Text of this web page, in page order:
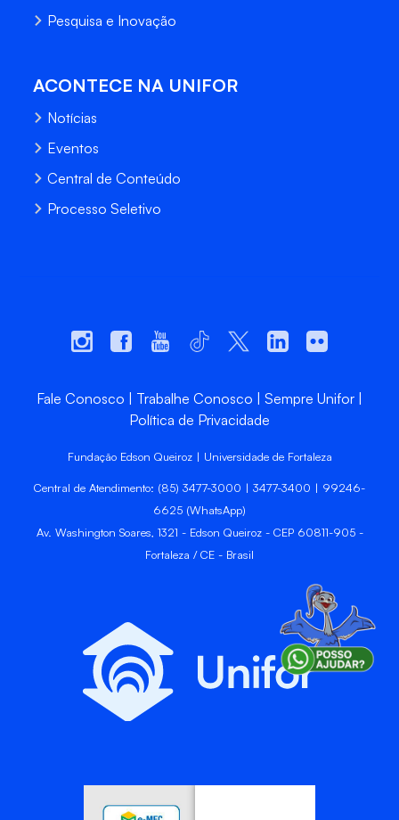
Pesquisa e Inovação
ACONTECE NA UNIFOR
Notícias
Eventos
Central de Conteúdo
Processo Seletivo
Fale Conosco Trabalhe Conosco
Sempre Unifor
Política de Privacidade
Fundação Edson Queiroz | Universidade de Fortaleza
Central de Atendimento: (85) 3477-3000 | 3477-3400 | 99246-
6625 (WhatsApp)
Av. Washington Soares, 1321 - Edson Queiroz - CEP 60811-905 -
Fortaleza / CE - Brasil